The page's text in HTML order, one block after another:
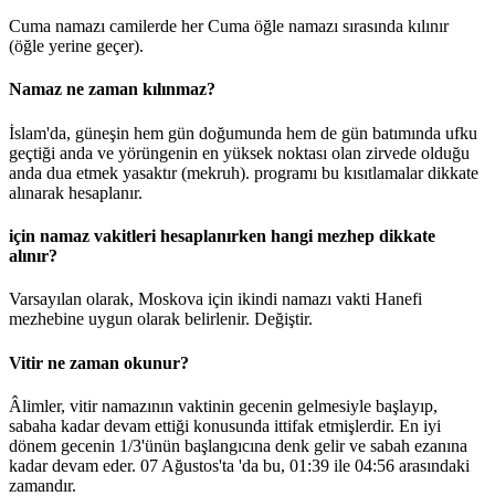
Cuma namazı camilerde her Cuma öğle namazı sırasında kılınır
(öğle yerine geçer).
Namaz ne zaman kılınmaz?
İslam'da, güneşin hem gün doğumunda hem de gün batımında ufku
geçtiği anda ve yörüngenin en yüksek noktası olan zirvede olduğu
anda dua etmek yasaktır (mekruh). programı bu kısıtlamalar dikkate
alınarak hesaplanır.
için namaz vakitleri hesaplanırken hangi mezhep dikkate
alınır?
Varsayılan olarak, Moskova için ikindi namazı vakti Hanefi
mezhebine uygun olarak belirlenir. Değiştir.
Vitir ne zaman okunur?
Âlimler, vitir namazının vaktinin gecenin gelmesiyle başlayıp,
sabaha kadar devam ettiği konusunda ittifak etmişlerdir. En iyi
dönem gecenin 1/3'ünün başlangıcına denk gelir ve sabah ezanına
kadar devam eder. 07 Ağustos'ta 'da bu, 01:39 ile 04:56 arasındaki
zamandır.